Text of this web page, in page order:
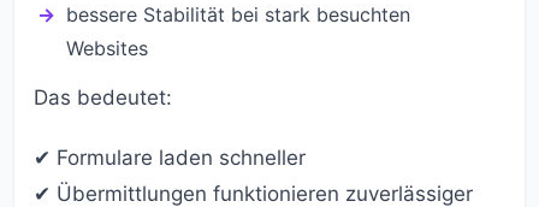
bessere Stabilität bei stark besuchten
Websites
Das bedeutet:
✔ Formulare laden schneller
✔ Übermittlungen funktionieren zuverlässiger